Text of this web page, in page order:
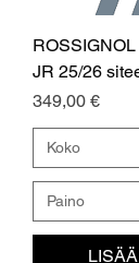
JR 25/26
Hinta
349,00 €